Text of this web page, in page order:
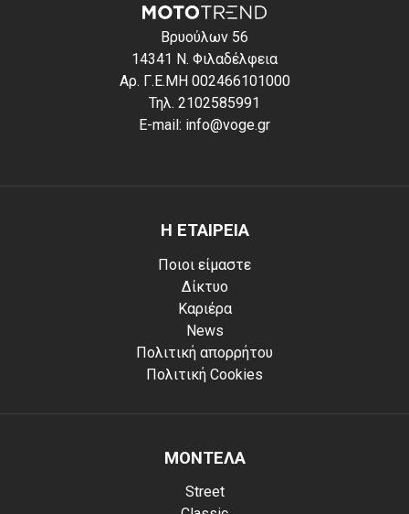
Βρυούλων 56
14341 Ν. Φιλαδέλφεια
Αρ. Γ.Ε.ΜΗ 002466101000
Τηλ. 2102585991
E-mail: info@voge.gr
Η ΕΤΑΙΡΕΙΑ
Ποιοι είμαστε
Δίκτυο
Καριέρα
News
Πολιτική απορρήτου
Πολιτική Cookies
ΜΟΝΤΕΛΑ
Street